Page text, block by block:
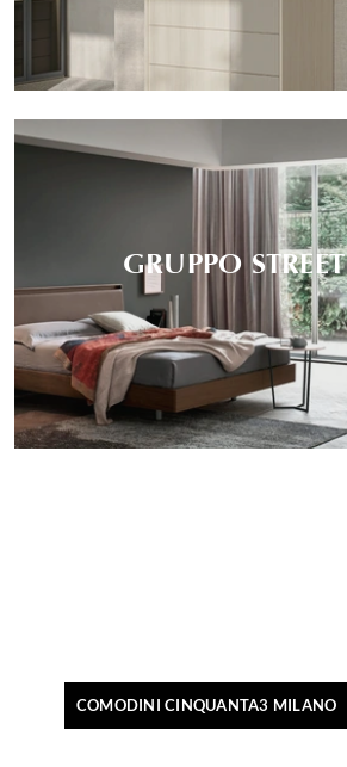
GRUPPO STREET
COMODINI CINQUANTA3 MILANO